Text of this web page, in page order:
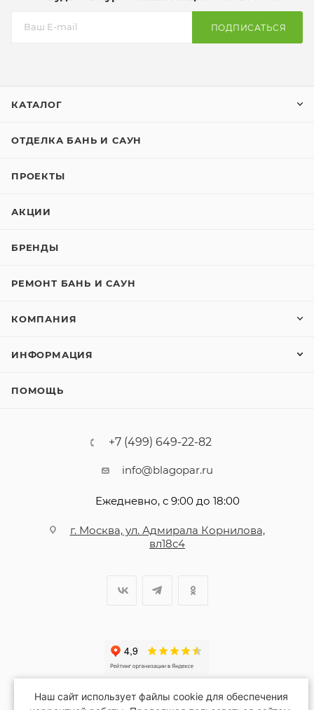
ПОДПИСАТЬСЯ
КАТАЛОГ
ОТДЕЛКА БАНЬ И САУН
ПРОЕКТЫ
АКЦИИ
БРЕНДЫ
РЕМОНТ БАНЬ И САУН
КОМПАНИЯ
ИНФОРМАЦИЯ
ПОМОЩЬ
+7 (499) 649-22-82
info@blagopar.ru
Ежедневно, с 9:00 до 18:00
г. Москва, ул. Адмирала Корнилова,
вл18с4
Наш сайт использует файлы cookie для обеспечения